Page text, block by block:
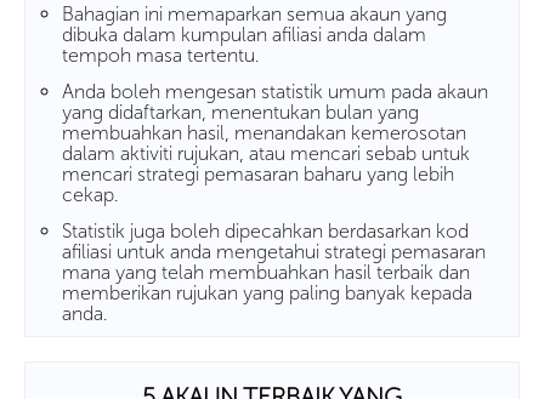
Bahagian ini memaparkan semua akaun yang
dibuka dalam kumpulan afiliasi anda dalam
tempoh masa tertentu.
Anda boleh mengesan statistik umum pada akaun
yang didaftarkan, menentukan bulan yang
membuahkan hasil, menandakan kemerosotan
dalam aktiviti rujukan, atau mencari sebab untuk
mencari strategi pemasaran baharu yang lebih
cekap.
Statistik juga boleh dipecahkan berdasarkan kod
afiliasi untuk anda mengetahui strategi pemasaran
mana yang telah membuahkan hasil terbaik dan
memberikan rujukan yang paling banyak kepada
anda.